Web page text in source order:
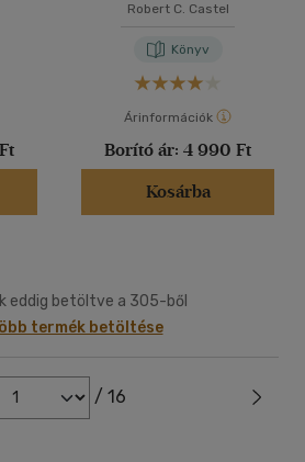
Robert C. Castel
Könyv
Árinformációk
Borító ár: 4 990 Ft
Kosárba
eddig betöltve a 305-ből
termék betöltése
/ 16